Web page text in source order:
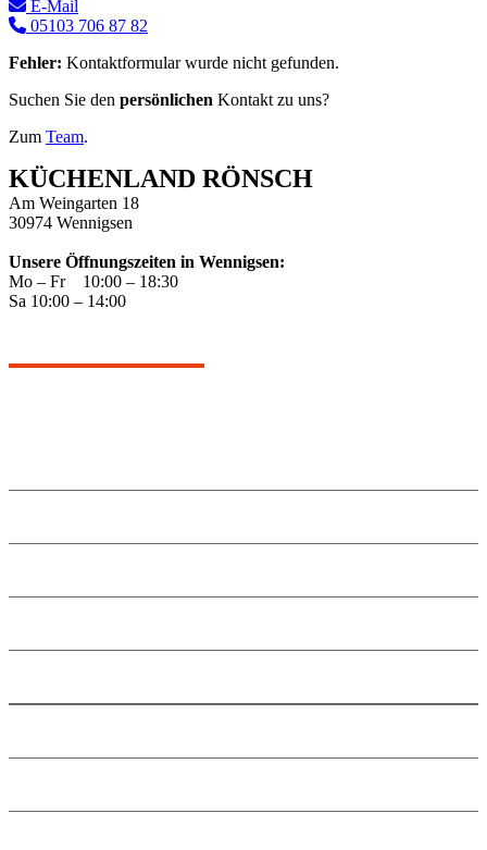
E-Mail
05103 706 87 82
Fehler: Kontaktformular wurde nicht gefunden.
Suchen Sie den persönlichen Kontakt zu uns?
Zum Team.
KÜCHENLAND RÖNSCH
Am Weingarten 18
30974 Wennigsen
Unsere Öffnungszeiten in Wennigsen:
Mo – Fr 10:00 – 18:30
Sa 10:00 – 14:00